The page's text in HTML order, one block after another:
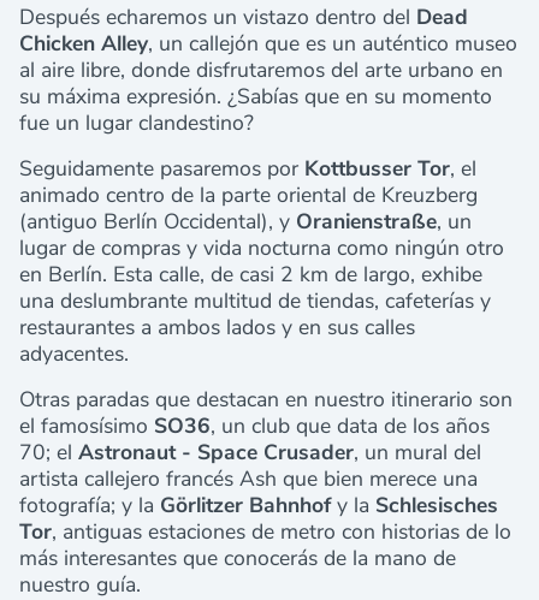
Después echaremos un vistazo dentro del Dead
Chicken Alley, un callejón que es un auténtico museo
al aire libre, donde disfrutaremos del arte urbano en
su máxima expresión. ¿Sabías que en su momento
fue un lugar clandestino?
Seguidamente pasaremos por Kottbusser Tor, el
animado centro de la parte oriental de Kreuzberg
(antiguo Berlín Occidental), y Oranienstraße, un
lugar de compras y vida nocturna como ningún otro
en Berlín. Esta calle, de casi 2 km de largo, exhibe
una deslumbrante multitud de tiendas, cafeterías y
restaurantes a ambos lados y en sus calles
adyacentes.
Otras paradas que destacan en nuestro itinerario son
el famosísimo SO36, un club que data de los años
70; el Astronaut - Space Crusader, un mural del
artista callejero francés Ash que bien merece una
fotografía; y la Görlitzer Bahnhofy la Schlesisches
Tor, antiguas estaciones de metro con historias de lo
más interesantes que conocerás de la mano de
nuestro guía.